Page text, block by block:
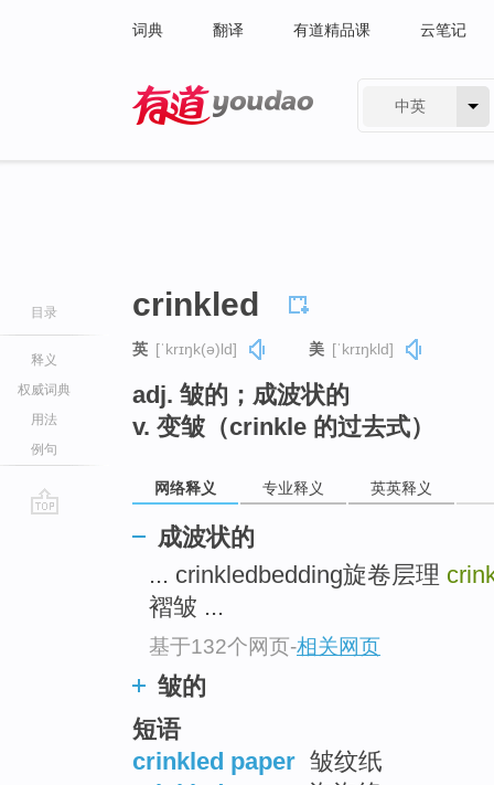
词典 翻译 有道精品课 云笔记
中英
目录
释义
权威词典
用法
例句
crinkled
英 [ˈkrɪŋk(ə)ld] 美 [ˈkrɪŋkld]
adj. 皱的；成波状的
v. 变皱（crinkle 的过去式）
网络释义 专业释义 英英释义
成波状的
... crinkledbedding旋卷层理
褶皱 ...
基于132个网页-相关网页
皱的
短语
crinkled paper 皱纹纸